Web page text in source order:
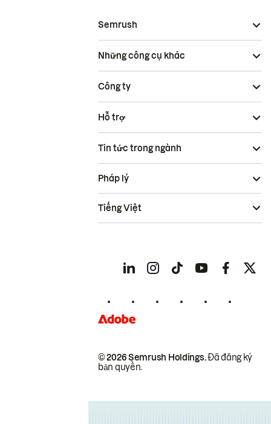
Semrush
Những công cụ khác
Công ty
Hỗ trợ
Tin tức trong ngành
© 2026 Semrush Holdings.Đã đăng ký
bản quyền.
Pháp lý
Tiếng Việt